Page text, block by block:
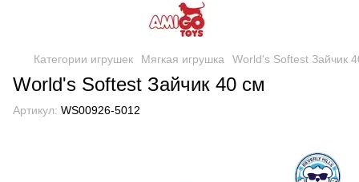
Категории игрушек Мягкая игрушка World's Softest Зайчик
World's Softest Зайчик 40 см
Артикул: WS00926-5012